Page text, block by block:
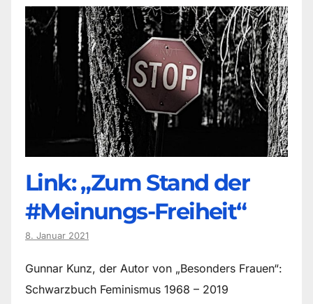
Link: „Zum Stand der
#Meinungs-Freiheit“
8. Januar 2021
Gunnar Kunz, der Autor von „Besonders Frauen“:
Schwarzbuch Feminismus 1968 – 2019